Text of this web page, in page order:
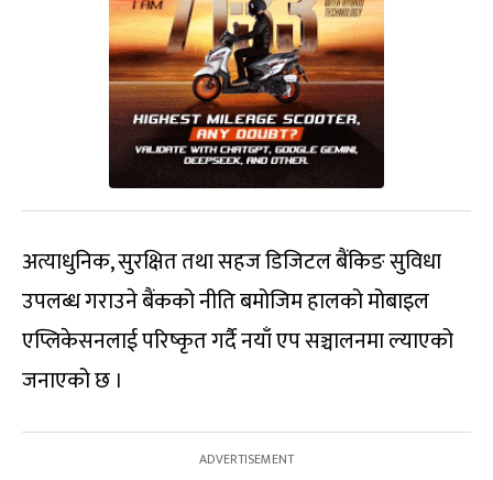
अत्याधुनिक, सुरक्षित तथा सहज डिजिटल बैंकिङ सुविधा
उपलब्ध गराउने बैंकको नीति बमोजिम हालको मोबाइल
एप्लिकेसनलाई परिष्कृत गर्दै नयाँ एप सञ्चालनमा ल्याएको
जनाएको छ ।